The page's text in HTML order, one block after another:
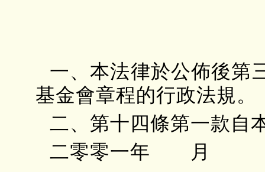
一、本法律於公佈後第
基金會章程的行政法規。
二、第十四條第一款自
二零零一年 月